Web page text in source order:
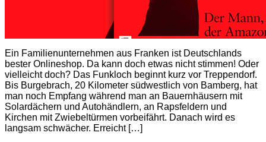
Ein Familienunternehmen aus Franken ist Deutschlands
bester Onlineshop. Da kann doch etwas nicht stimmen! Oder
vielleicht doch? Das Funkloch beginnt kurz vor Treppendorf.
Bis Burgebrach, 20 Kilometer südwestlich von Bamberg, hat
man noch Empfang während man an Bauernhäusern mit
Solardächern und Autohändlern, an Rapsfeldern und
Kirchen mit Zwiebeltürmen vorbeifährt. Danach wird es
langsam schwächer. Erreicht […]